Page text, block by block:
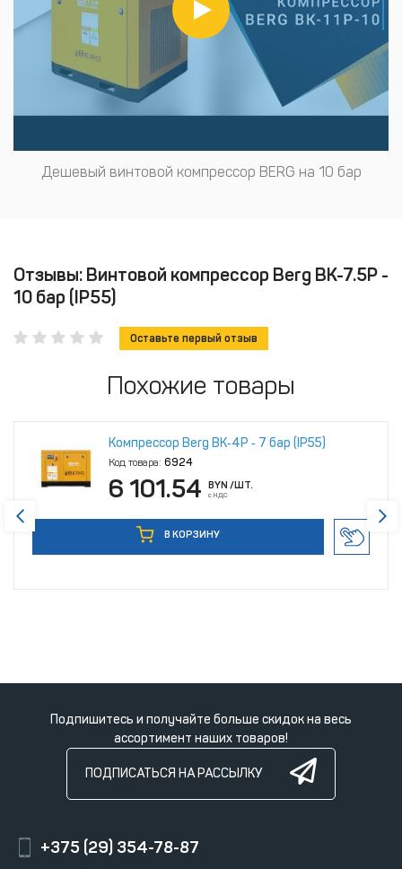
Дешевый винтовой компрессор BERG на 10 бар
Отзывы: Винтовой компрессор Berg ВК-7.5Р -
10 бар (IP55)
Оставьте первый отзыв
Похожие товары
Компрессор Berg ВК‑4Р ‑ 7 бар (IP55)
Код товара: 6924
6 101.54 BYN /ШТ.
с НДС
В КОРЗИНУ
Подпишитесь и получайте больше скидок на весь
ассортимент наших товаров!
ПОДПИСАТЬСЯ НА РАССЫЛКУ
+375 (29) 354-78-87